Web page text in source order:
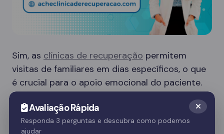
Sim, as clínicas de recuperação permitem
visitas de familiares em dias específicos, o que
é crucial para o apoio emocional do paciente.
Essas visitas ajudam no processo de
recuperação e fortalecem o vínculo familiar.
Avaliação Rápida
Responda 3 perguntas e descubra como podemos
ajudar